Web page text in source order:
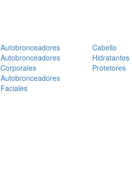
Autobronceadores
Autobronceadores
Corporales
Autobronceadores
Faciales
Cabello
Hidratantes
Protetores